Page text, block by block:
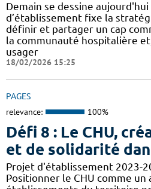
Demain se dessine
d’établissement fixe la
définir et partager un cap
la communauté hospitalière
usager
18/02/2026 15:25
PAGES
relevance: 100%
Défi 8 : Le CHU,
et de solidarité
Projet d'établissement 2023-
Positionner le CHU comme un